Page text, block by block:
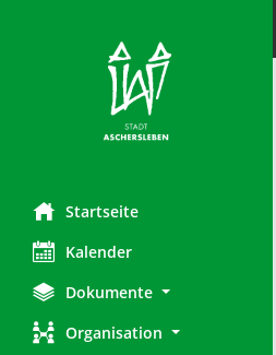
Startseite
Kalender
Dokumente
Organisation